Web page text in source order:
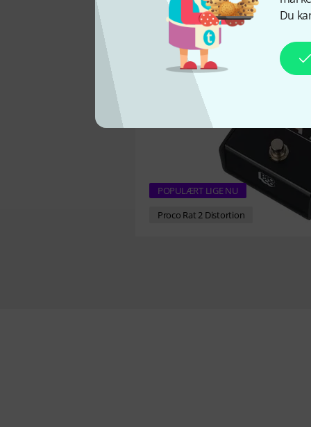
Du
POPULÆRT LIGE NU
Proco Rat 2 Distortion